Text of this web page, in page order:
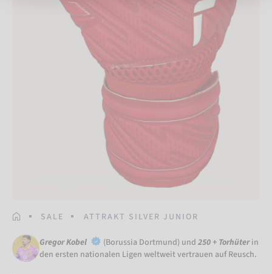
STARTSEITE
SALE ATTRAKT SILVER JUNIOR
Gregor Kobel (Borussia Dortmund) und 250 + Torhüter in
den ersten nationalen Ligen weltweit vertrauen auf Reusch.